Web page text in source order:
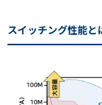
スイッチング性能と